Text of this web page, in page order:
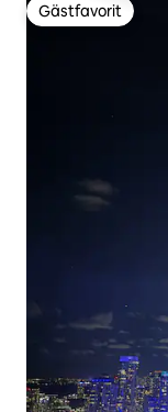
Gästfavorit
Gästfavorit